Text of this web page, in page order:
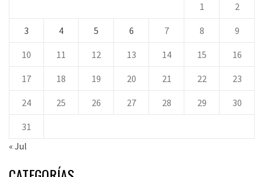
1
2
3 4 5 6 7 8 9
10 11 12 13 14 15 16
17 18 19 20 21 22 23
24 25 26 27 28 29 30
31
« Jul